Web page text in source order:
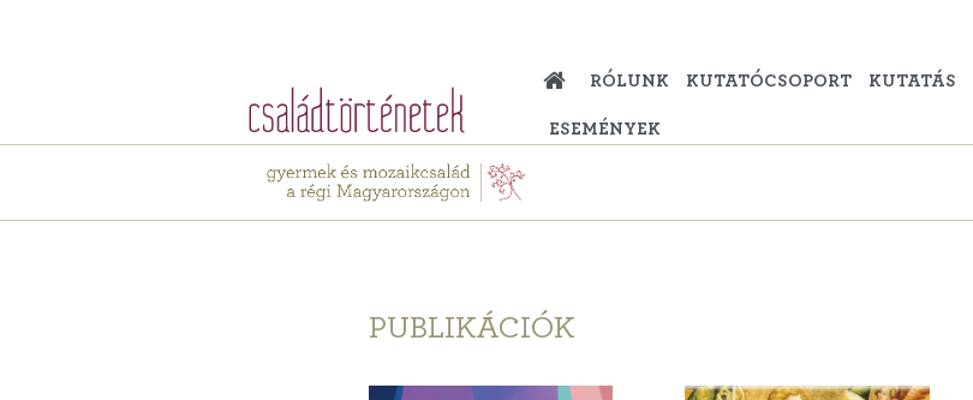
RÓLUNK KUTATÓCSOPORT KUTATÁS
ESEMÉNYEK
PUBLIKÁCIÓK